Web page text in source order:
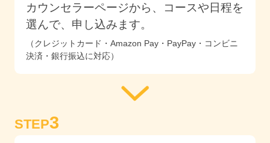
カウンセラーページから、コースや日程を
選んで、申し込みます。
（クレジットカード・Amazon Pay・PayPay・コンビニ
決済・銀行振込に対応）
STEP3